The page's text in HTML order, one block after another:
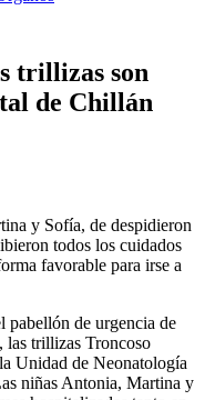
trillizas son
de Chillán
y Sofía, de despidieron
todos los cuidados
favorable para irse a
pabellón de urgencia de
las trillizas Troncoso
Unidad de Neonatología
niñas Antonia, Martina y